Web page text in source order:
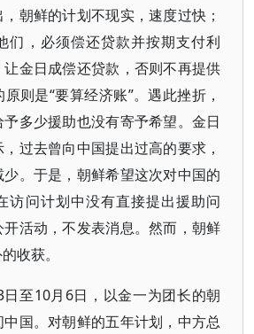
朝鲜的计划不现实，速度过快；
们，必须偿还贷款并按期支付利
金日成偿还贷款，否则不再提供
则是“要算经济账”。遇此挫折，
多少援助也没有寄予希望。金日
过去曾向中国提出过高的要求，
。于是，朝鲜希望这次对中国的
访问计划中没有直接提出援助问
活动，不发表消息。然而，朝鲜
收获。
至10月6日，以金一为团长的朝
国。对朝鲜的五年计划，中方总